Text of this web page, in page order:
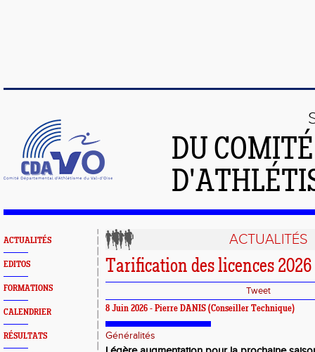
DU
ACTUALITÉS
EDITOS
FORMATIONS
CALENDRIER
RÉSULTATS
ACTUALITÉS
Tarification des licences 2026
Tweet
8 Juin 2026 - Pierre DANIS (Conseiller Technique)
Généralités